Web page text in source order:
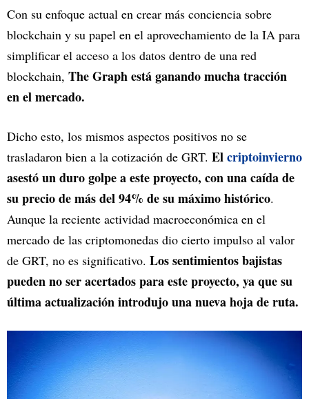
Con su enfoque actual en crear más conciencia sobre
blockchain y su papel en el aprovechamiento de la IA para
simplificar el acceso a los datos dentro de una red
blockchain, The Graph está ganando mucha tracción
en el mercado.
Dicho esto, los mismos aspectos positivos no se
trasladaron bien a la cotización de GRT. Elcriptoinvierno
asestó un duro golpe a este proyecto, con una caída de
su precio de más del 94% de su máximo histórico.
Aunque la reciente actividad macroeconómica en el
mercado de las criptomonedas dio cierto impulso al valor
de GRT, no es significativo. Los sentimientos bajistas
pueden no ser acertados para este proyecto, ya que su
última actualización introdujo una nueva hoja de ruta.